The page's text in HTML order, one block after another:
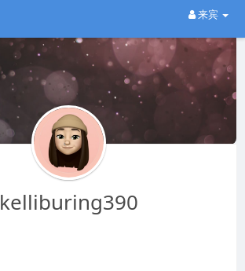
来宾
kelliburing390